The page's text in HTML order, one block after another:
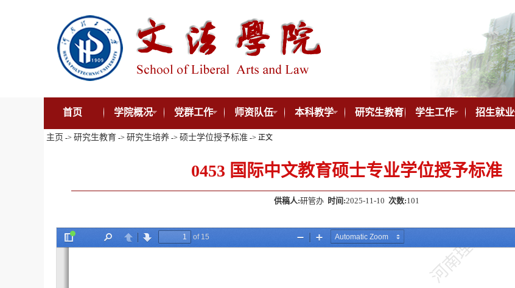
首页 学院概况 党群工作 师资队伍 本科教学 研究生教育 学生工作 招生就业
主页 -> 研究生教育 -> 研究生培养 -> 硕士学位授予标准 -> 正文
0453 国际中文教育硕士专业学位授予标准
供稿人:研管办 时间:2025-11-10 次数:101